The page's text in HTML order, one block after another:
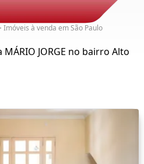
à venda em São Paulo
JORGE no bairro Alto